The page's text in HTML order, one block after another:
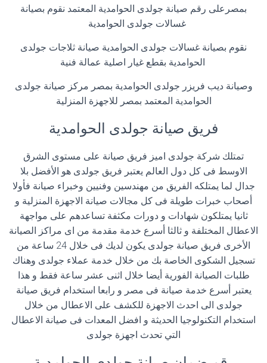
بمصرعلى رقم صيانة جولدى الحوامدية المعتمد نقوم بصيانة
غسالات جولدى الحوامدية
نقوم بصيانة غسالات جولدى الحوامدية صيانة ثلاجات جولدى
الحوامدية بقطع غيار اصلية عمالة فنية
وصيانة ديب فريزر جولدى الحوامدية بمصر مركز صيانة جولدى
الحوامدية المعتمد بمصر للاجهزة المنزلية
فريق صيانة جولدى الحوامدية
تمتلك شركة جولدى اميز فريق صيانة على مستوى الشرق
الاوسط فى كل دول العالم يعتبر فريق جولدى هو الأفضل بلا
جدال لما يمتلكه الفريق من مهندسين وفنيين وخبراء صيانة فأولا
أصحاب خبرات طويلة فى كل مجالات صيانة الاجهزة المنزلية و
ثانيا يمتلكون شهادات و دورات مكثفة تساعدهم على مواجهة
الاعطال المختلفة و ثالثا أسرع خدمة مقدمة من اى مراكز الصيانة
الأخرى فريق صيانة جولدى يكون لديك فى خلال 24 ساعة من
تسجيل الشكوى الخاصة بك من خلال خدمة عملاء جولدى وهناك
طلبات الصيانة الفورية أيضا خلال اثنى عشر ساعة فقط و هذا
يعتبر أسرع خدمة صيانة فى مصر و رابعا استخدام فريق صيانة
جولدى الى احدث الاجهزة للكشف على الاعطال من خلال
استخدام التكنولوجيا الحديثة و افضل المعدات فى صيانة الاعطال
التي تحدث اجهزة جولدى